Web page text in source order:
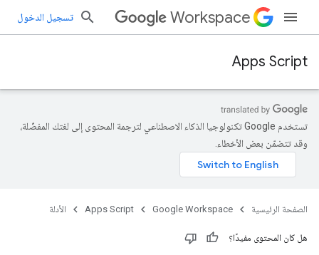
Workspace تسجيل الدخول
Apps Script
تستخدم Google تكنولوجيا الذكاء الاصطناعي لترجمة المحتوى إلى لغتك المفضّلة،
وقد تتضمّن بعض الأخطاء.
الصفحة الرئيسية Google Workspace
Apps Script الأدلة
هل كان المحتوى مفيدًا؟